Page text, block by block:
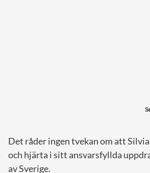
Det råder ingen tvekan om att
och hjärta i sitt ansvarsfyllda
av Sverige.